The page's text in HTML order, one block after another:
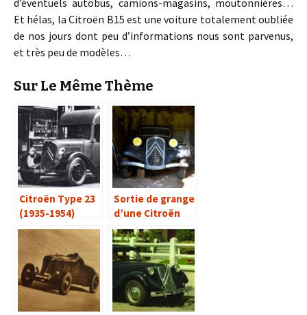
d’éventuels autobus, camions-magasins, moutonnières…
Et hélas, la Citroën B15 est une voiture totalement oubliée
de nos jours dont peu d’informations nous sont parvenus,
et très peu de modèles…
Sur Le Même Thème
Citroën Type 23
(1935-1954)
Sortie de grange
d’une Citroën
Traction 7C de
1935